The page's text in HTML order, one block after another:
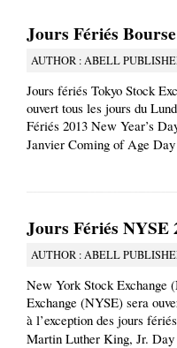
Jours Fériés
AUTHOR : ABELL
Jours fériés Tokyo Stock
ouvert tous les jours du
Fériés 2013 New Year’s
Janvier Coming of Age
Jours Fériés NYSE
AUTHOR : ABELL
New York Stock Exchange
Exchange (NYSE) sera
à l’exception des jours
Martin Luther King, Jr. Day